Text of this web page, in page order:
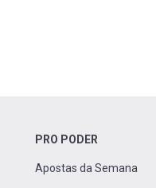
PRO PODER
Apostas da Semana